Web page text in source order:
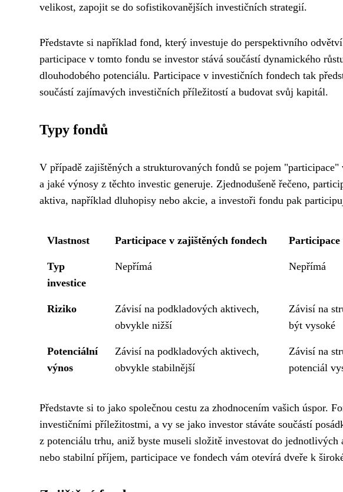
velikost, zapojit se do sofistikovanějších investičních strategií.
Představte si například fond, který investuje do perspektivního
participace v tomto fondu se investor stává součástí dynamického
dlouhodobého potenciálu. Participace v investičních fondech tak
součástí zajímavých investičních příležitostí a budovat svůj kapitál.
Typy fondů
V případě zajištěných a strukturovaných fondů se pojem
a jaké výnosy z těchto investic generuje. Zjednodušeně řečeno,
aktiva, například dluhopisy nebo akcie, a investoři fondu pak
Vlastnost Participace v zajištěných fondech
Typ
investice
Nepřímá Nepřímá
Riziko
Závisí na podkladových aktivech,
obvykle nižší
Závisí na
být vysoké
Potenciální
výnos
Závisí na podkladových aktivech,
obvykle stabilnější
Závisí na
potenciál
Představte si to jako společnou cestu za zhodnocením vašich úspor.
investičními příležitostmi, a vy se jako investor stáváte součástí
z potenciálu trhu, aniž byste museli složitě investovat do
nebo stabilní příjem, participace ve fondech vám otevírá dveře k